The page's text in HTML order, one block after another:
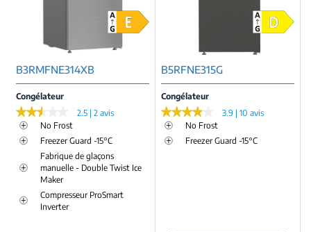
B3RMFNE314XB
Congélateur
★★★★★
★★★★★
2.5 | 2 avis
No Frost
Freezer Guard -15°C
Fabrique de glaçons
manuelle - Double Twist Ice
Maker
Compresseur ProSmart
Inverter
B5RFNE315G
Congélateur
★★★★★
★★★★★
3.9 | 10 avis
No Frost
Freezer Guard -15°C